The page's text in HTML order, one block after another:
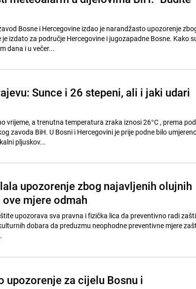
Bosne i Hercegovine izdao je narandžasto upozorenje
izdato za područje Hercegovine i jugozapadne Bosne. Kako
dana i u večer...
Sunce i 26 stepeni, ali i jaki udari
vrijeme, a trenutna temperatura zraka iznosi 26°C , prema
zavoda BiH. U Bosni i Hercegovini je prije podne bilo
pljuskov...
upozorenje zbog najavljenih olujnih
mjere odmah
upozorava sva pravna i fizička lica da preventivno radi
dobara da preduzmu neophodne preventivne mjere
upozorenje za cijelu Bosnu i